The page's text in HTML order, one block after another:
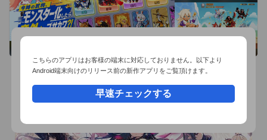
※今後のプレゼントの参考にしますので、今後実施してほしい
プレゼントやアプリ等をレビュー欄にぜひお書き下さい。要望
の多い物からチャレンジします。
※このアプリ内の懸賞は、AppBankが他会社の協力を受けなが
及びその関連会社との関わりはありません。
おすすめ事前予約アプリ
こちらのアプリはお客様の端末に対応しておりません。以下より
Android端末向けのリリース前の新作アプリをご覧頂けます。
早速チェックする